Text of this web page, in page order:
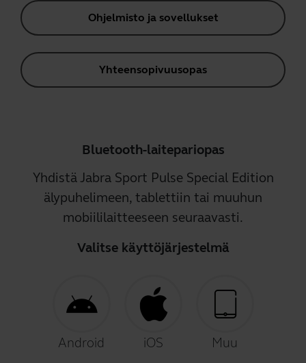
Ohjelmisto ja sovellukset
Yhteensopivuusopas
Bluetooth-laitepariopas
Yhdistä Jabra Sport Pulse Special Edition
älypuhelimeen, tablettiin tai muuhun
mobiililaitteeseen seuraavasti.
Valitse käyttöjärjestelmä
Android iOS Muu